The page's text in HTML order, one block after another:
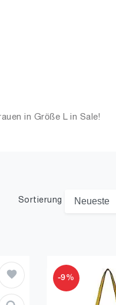
in Größe L in Sale!
Sortierung
-9%